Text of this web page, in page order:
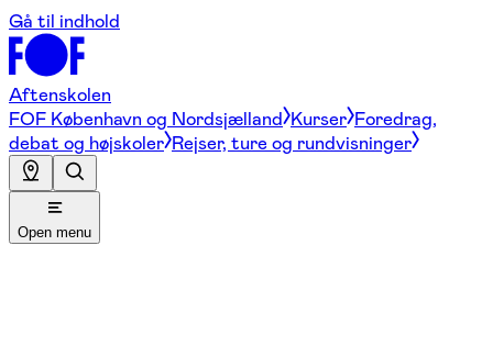
Gå til indhold
Aftenskolen
FOF København og Nordsjælland Kurser Foredrag,
debat og højskoler Rejser, ture og rundvisninger
Open menu